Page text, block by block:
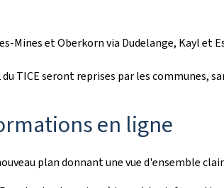
Mines et Oberkorn via Dudelange, Kayl et
TICE seront reprises par les communes,
en ligne
plan donnant une vue d'ensemble